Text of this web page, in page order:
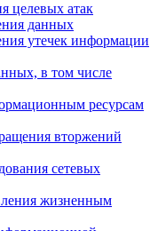
целевых атак
данных
утечек информации
в том числе
ресурсам
вторжений
сетевых
жизненным